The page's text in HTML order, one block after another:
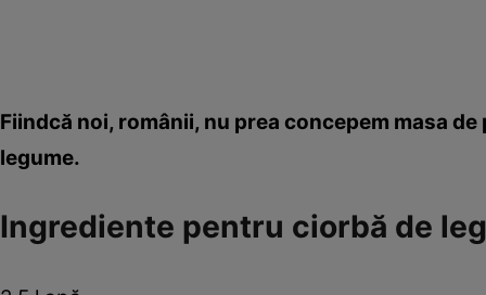
Fiindcă noi, românii, nu prea concepem masa
legume.
Ingrediente pentru ciorbă de